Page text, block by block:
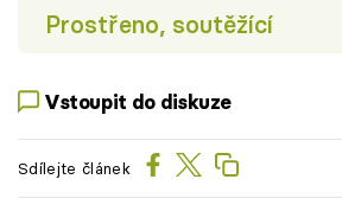
Prostřeno, soutěžící
Vstoupit do diskuze
Sdílejte článek